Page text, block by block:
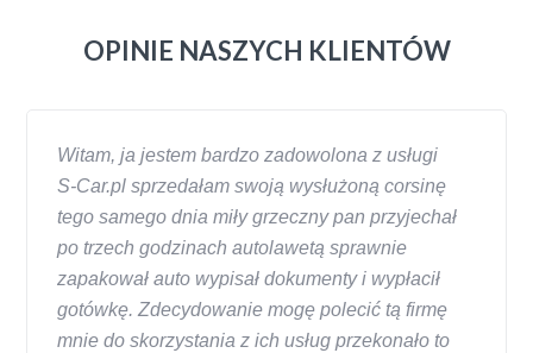
OPINIE NASZYCH KLIENTÓW
Witam, ja jestem bardzo zadowolona z usługi
S-Car.pl sprzedałam swoją wysłużoną corsinę
tego samego dnia miły grzeczny pan przyjechał
po trzech godzinach autolawetą sprawnie
zapakował auto wypisał dokumenty i wypłacił
gotówkę. Zdecydowanie mogę polecić tą firmę
mnie do skorzystania z ich usług przekonało to